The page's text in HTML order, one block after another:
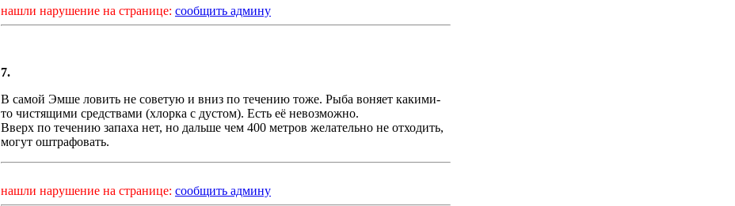
нашли нарушение на странице: сообщить админу
7.
В самой Эмше ловить не советую и вниз по течению тоже. Рыба воняет какими-
то чистящими средствами (хлорка с дустом). Есть её невозможно.
Вверх по течению запаха нет, но дальше чем 400 метров желательно не отходить,
могут оштрафовать.
нашли нарушение на странице: сообщить админу